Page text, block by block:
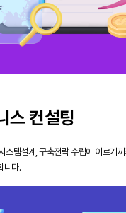
스 컨설팅
스템설계, 구축전략 수립에 이르기
니다.